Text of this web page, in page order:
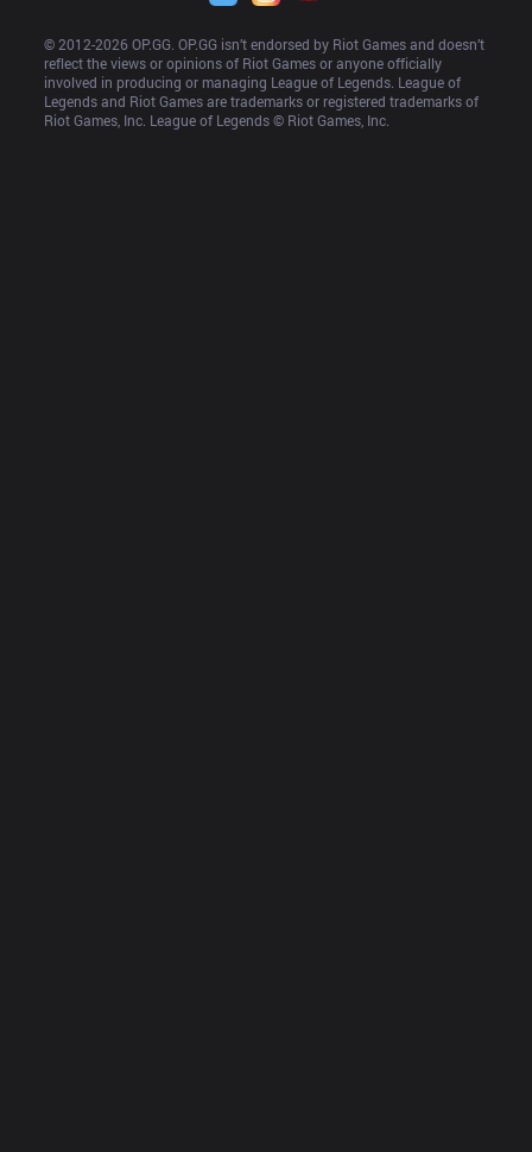
© 2012-2026 OP.GG. OP.GG isn’t endorsed by Riot Games and doesn’t
reflect the views or opinions of Riot Games or anyone officially
involved in producing or managing League of Legends. League of
Legends and Riot Games are trademarks or registered trademarks of
Riot Games, Inc. League of Legends © Riot Games, Inc.